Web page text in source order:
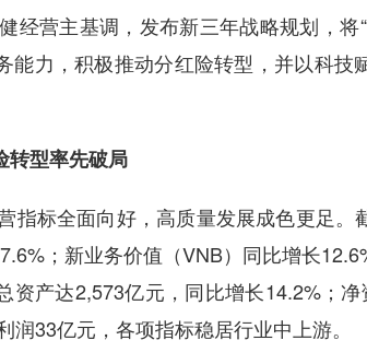
营主基调，发布新三年战略规划，将
能力，积极推动分红险转型，并以科技
型率先破局
标全面向好，高质量发展成色更足。
；新业务价值（VNB）同比增长
资产达2,573亿元，同比增长14.2%；
33亿元，各项指标稳居行业中上游。